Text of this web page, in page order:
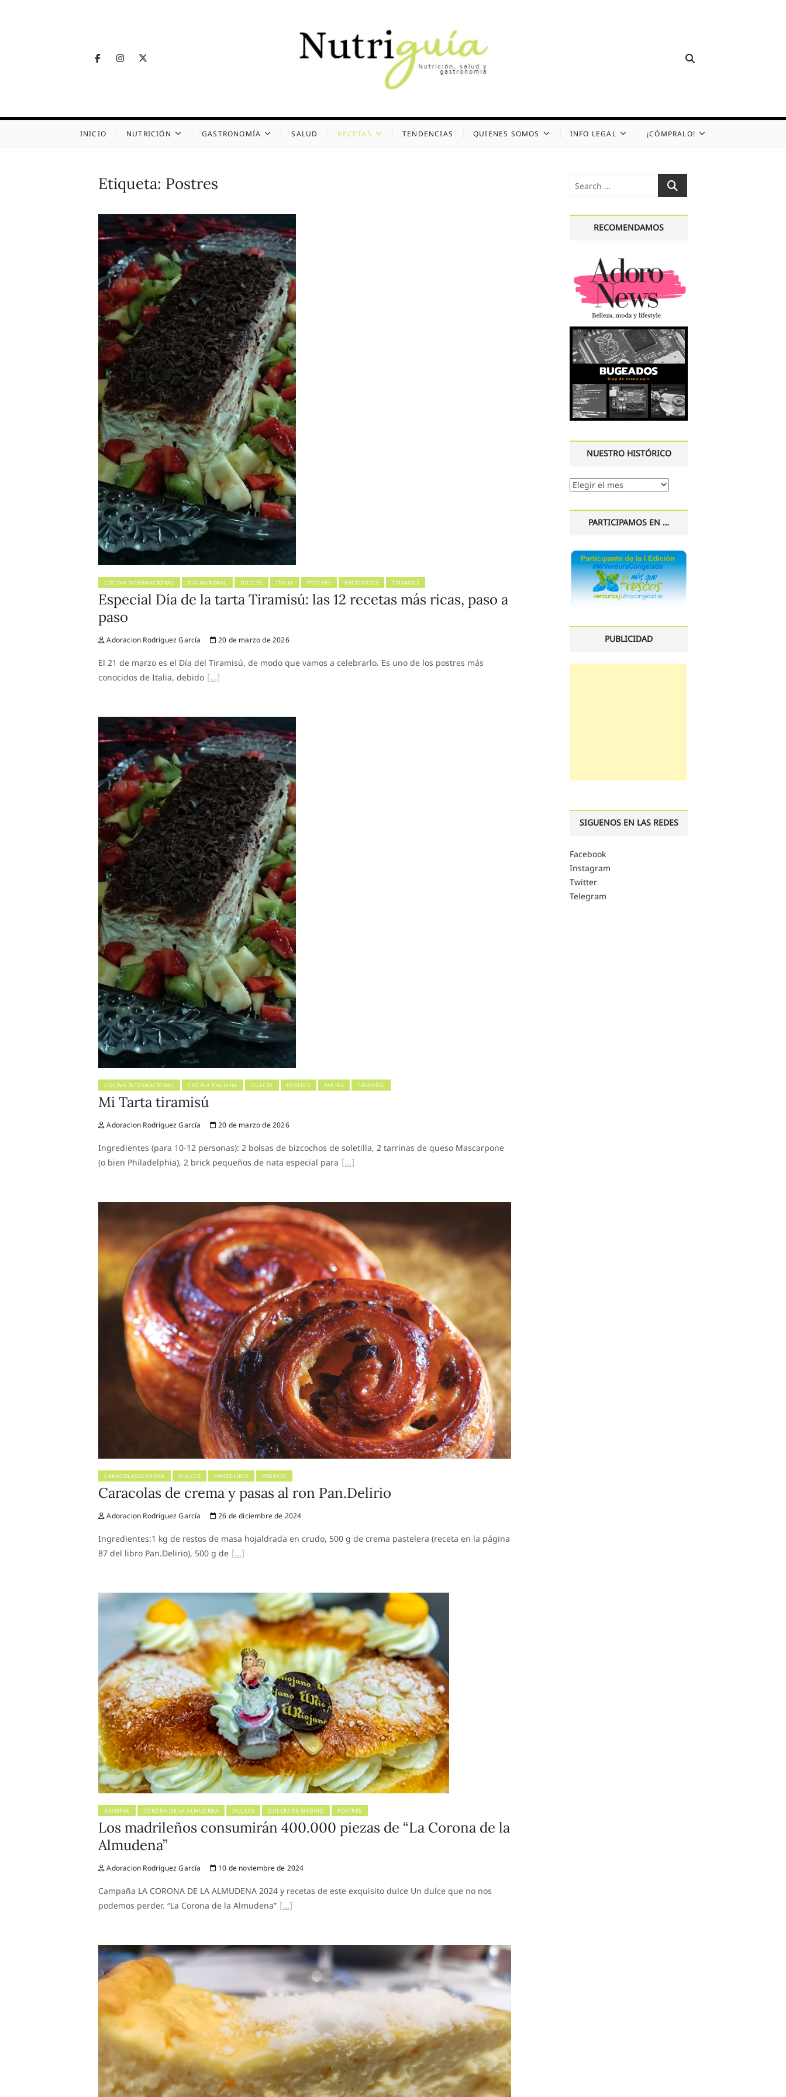
FacebookInstagram
INICIO NUTRICIÓN GASTRONOMÍA SALUD RECETAS TENDENCIAS QUIENES SOMOS INFO LEGAL ¡CÓMPRALO!
Etiqueta: Postres
COCINA INTERNACIONAL DÍA MUNDIAL DULCES ITALIA POSTRES RECETARIOS TIRAMISÚ
Especial Día de la tarta Tiramisú: las 12 recetas más ricas, paso a
paso
Adoracion Rodríguez García 20 de marzo de 2026
El 21 de marzo es el Día del Tiramisú, de modo que vamos a celebrarlo. Es uno de los postres más
conocidos de Italia, debido
COCINA INTERNACIONAL COCINA ITALIANA DULCES POSTRES TARTAS TIRAMISÚ
Mi Tarta tiramisú
Adoracion Rodríguez García 20 de marzo de 2026
Ingredientes (para 10-12 personas): 2 bolsas de bizcochos de soletilla, 2 tarrinas de queso Mascarpone
(o bien Philadelphia), 2 brick pequeños de nata especial para
CARACOLASDECREMA DULCES PANDELIRIO POSTRES
Caracolas de crema y pasas al ron Pan.Delirio
Adoracion Rodríguez García 26 de diciembre de 2024
Ingredientes:1 kg de restos de masa hojaldrada en crudo, 500 g de crema pastelera (receta en la página
87 del libro Pan.Delirio), 500 g de
ASEMPAS CORONA DE LA ALMUDENA DULCES DULCES DE MADRID POSTRES
Los madrileños consumirán 400.000 piezas de “La Corona de la
Almudena”
Adoracion Rodríguez García 10 de noviembre de 2024
Campaña LA CORONA DE LA ALMUDENA 2024 y recetas de este exquisito dulce Un dulce que no nos
podemos perder. “La Corona de la Almudena”
Search
…
RECOMENDAMOS
NUESTRO HISTÓRICO
Nuestro
PARTICIPAMOS EN …
PUBLICIDAD
SIGUENOS EN LAS REDES
Facebook
Instagram
Twitter
Telegram